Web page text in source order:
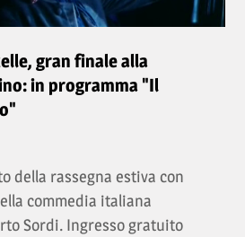
gran finale alla
in programma "Il
della rassegna estiva con
commedia italiana
Sordi. Ingresso gratuito